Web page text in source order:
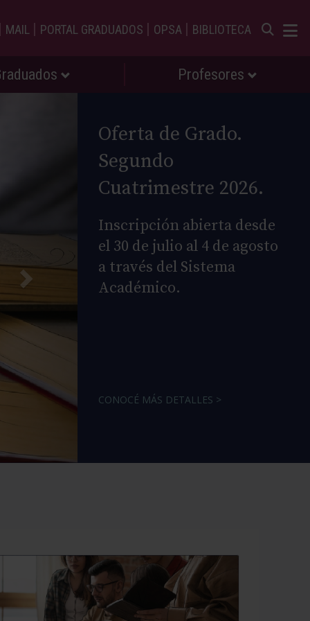
| MAIL | PORTAL GRADUADOS | OPSA | BIBLIOTECA
Profesores
Oferta de Grado.
Segundo
Cuatrimestre 2026.
Inscripción abierta desde
el 30 de julio al 4 de agosto
a través del Sistema
Académico.
CONOCÉ MÁS DETALLES >